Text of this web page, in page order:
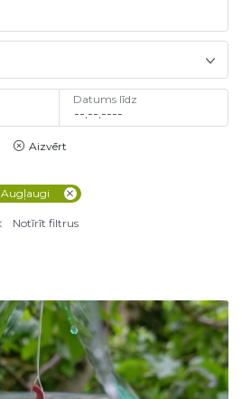
Datums līdz
Aizvērt
Augļaugi
Notīrīt filtrus